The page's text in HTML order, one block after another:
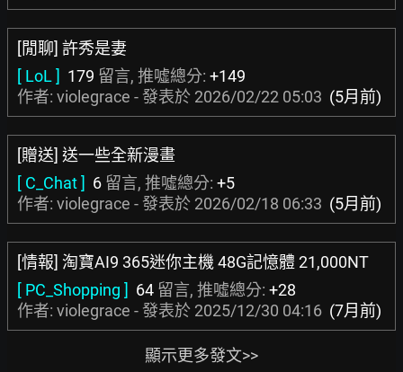
[閒聊] 許秀是妻
[ LoL ] 179 留言, 推噓總分: +149
作者: violegrace - 發表於 2026/02/22 05:03 (5月前)
[贈送] 送一些全新漫畫
[ C_Chat ] 6 留言, 推噓總分: +5
作者: violegrace - 發表於 2026/02/18 06:33 (5月前)
[情報] 淘寶AI9 365迷你主機 48G記憶體 21,000NT
[ PC_Shopping ] 64 留言, 推噓總分: +28
作者: violegrace - 發表於 2025/12/30 04:16 (7月前)
顯示更多發文>>